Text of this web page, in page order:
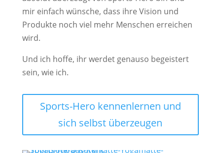
mir einfach wünsche, dass ihre Vision und
Produkte noch viel mehr Menschen erreichen
wird.
Und ich hoffe, ihr werdet genauso begeistert
sein, wie ich.
Sports-Hero kennenlernen und
sich selbst überzeugen